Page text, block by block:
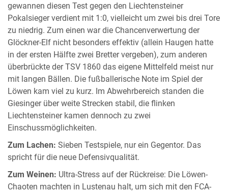
gewannen diesen Test gegen den Liechtensteiner
Pokalsieger verdient mit 1:0, vielleicht um zwei bis drei Tore
zu niedrig. Zum einen war die Chancenverwertung der
Glöckner-Elf nicht besonders effektiv (allein Haugen hatte
in der ersten Hälfte zwei Bretter vergeben), zum anderen
überbrückte der TSV 1860 das eigene Mittelfeld meist nur
mit langen Bällen. Die fußballerische Note im Spiel der
Löwen kam viel zu kurz. Im Abwehrbereich standen die
Giesinger über weite Strecken stabil, die flinken
Liechtensteiner kamen dennoch zu zwei
Einschussmöglichkeiten.
Zum Lachen: Sieben Testspiele, nur ein Gegentor. Das
spricht für die neue Defensivqualität.
Zum Weinen: Ultra-Stress auf der Rückreise: Die Löwen-
Chaoten machten in Lustenau halt, um sich mit den FCA-